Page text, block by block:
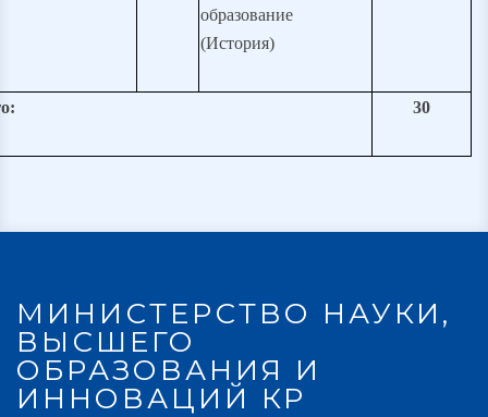
образование
(История)
30
МИНИСТЕРСТВО НАУКИ,
ВЫСШЕГО
ОБРАЗОВАНИЯ И
ИННОВАЦИЙ КР